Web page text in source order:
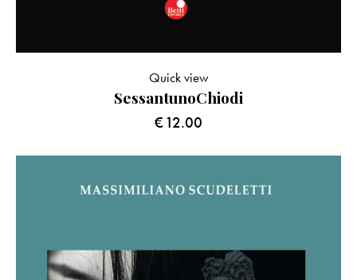
SessantunoChiodi
€12.00
Quick view